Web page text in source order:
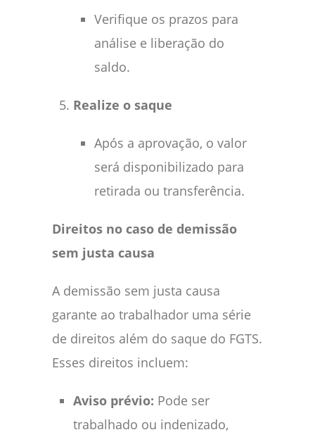
Verifique os prazos para
análise e liberação do
saldo.
Realize o saque
Após a aprovação, o valor
será disponibilizado para
retirada ou transferência.
Direitos no caso de demissão
sem justa causa
A demissão sem justa causa
garante ao trabalhador uma série
de direitos além do saque do FGTS.
Esses direitos incluem:
Aviso prévio: Pode ser
trabalhado ou indenizado,